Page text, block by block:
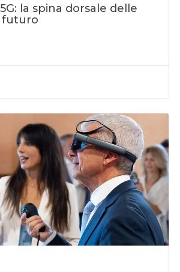
la spina dorsale delle
futuro